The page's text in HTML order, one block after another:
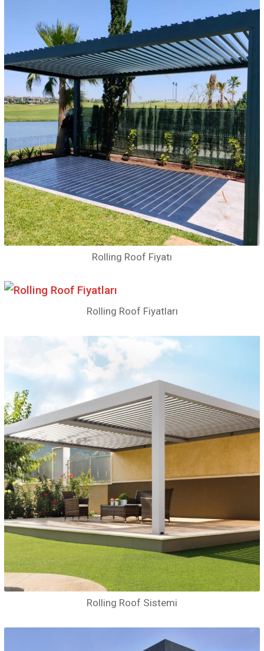
Rolling Roof Fiyatı
Rolling Roof Fiyatları
Rolling Roof Sistemi